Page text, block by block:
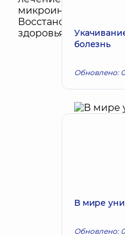
болезнь
Обновлено:
В мире
Обновлено: